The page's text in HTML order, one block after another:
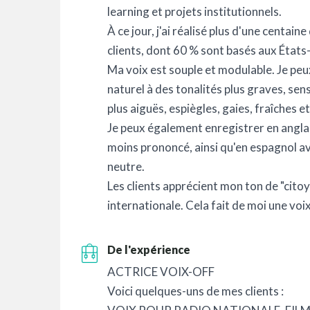
learning et projets institutionnels.
À ce jour, j'ai réalisé plus d'une
clients, dont 60 % sont basés aux
Ma voix est souple et modulable. Je
naturel à des tonalités plus graves,
plus aiguës, espiègles, gaies, fraîches
Je peux également enregistrer en
moins prononcé, ainsi qu'en espagnol
neutre.
Les clients apprécient mon ton de
internationale. Cela fait de moi une
De l'expérience
ACTRICE VOIX-OFF
Voici quelques-uns de mes clients :